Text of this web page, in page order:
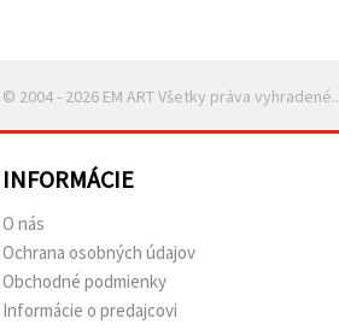
© 2004 - 2026 EM ART Všetky práva vyhradené..
INFORMÁCIE
O nás
Ochrana osobných údajov
Obchodné podmienky
Informácie o predajcovi